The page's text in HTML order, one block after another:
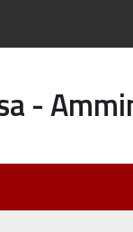
-